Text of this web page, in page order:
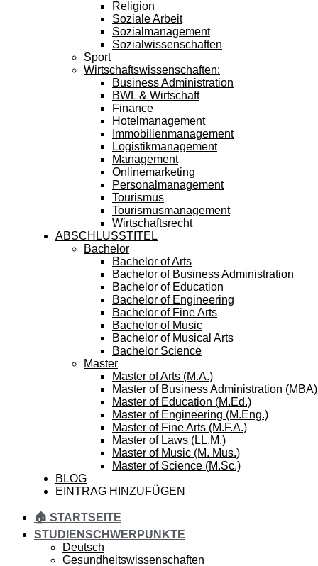
Religion
Soziale Arbeit
Sozialmanagement
Sozialwissenschaften
Sport
Wirtschaftswissenschaften:
Business Administration
BWL & Wirtschaft
Finance
Hotelmanagement
Immobilienmanagement
Logistikmanagement
Management
Onlinemarketing
Personalmanagement
Tourismus
Tourismusmanagement
Wirtschaftsrecht
ABSCHLUSSTITEL
Bachelor
Bachelor of Arts
Bachelor of Business Administration
Bachelor of Education
Bachelor of Engineering
Bachelor of Fine Arts
Bachelor of Music
Bachelor of Musical Arts
Bachelor Science
Master
Master of Arts (M.A.)
Master of Business Administration (MBA)
Master of Education (M.Ed.)
Master of Engineering (M.Eng.)
Master of Fine Arts (M.F.A.)
Master of Laws (LL.M.)
Master of Music (M. Mus.)
Master of Science (M.Sc.)
BLOG
EINTRAG HINZUFÜGEN
🏠 STARTSEITE
STUDIENSCHWERPUNKTE
Deutsch
Gesundheitswissenschaften